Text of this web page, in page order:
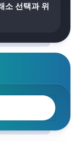
소 선택과 위